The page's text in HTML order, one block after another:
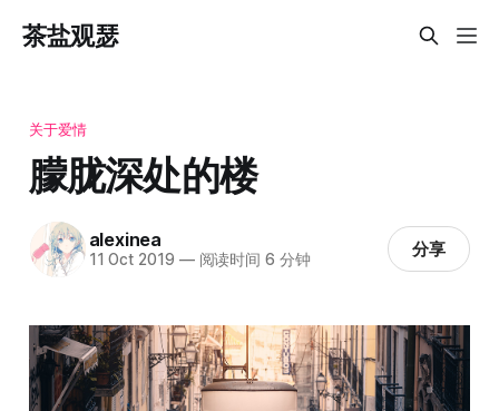
茶盐观瑟
关于爱情
朦胧深处的楼
alexinea
11 Oct 2019 —阅读时间 6 分钟 分享